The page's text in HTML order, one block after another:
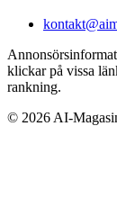
klickar på vissa
rankning.
© 2026AI-